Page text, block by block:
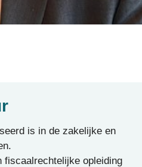
is in de zakelijke en
fiscaalrechtelijke opleiding